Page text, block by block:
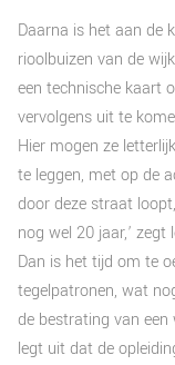
Daarna is het aan de
rioolbuizen van de
een technische kaart
vervolgens uit te
Hier mogen ze
te leggen, met op de
door deze straat
nog wel 20 jaar,’
Dan is het tijd om te
tegelpatronen, wat
de bestrating van een
legt uit dat de